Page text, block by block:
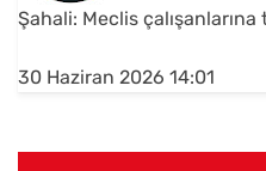
Şahali: Meclis
30 Haziran 2026 14:01